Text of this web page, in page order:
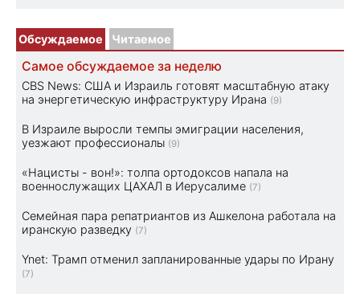
Обсуждаемое Читаемое
Самое обсуждаемое за неделю
CBS News: США и Израиль готовят масштабную атаку
на энергетическую инфраструктуру Ирана (9)
В Израиле выросли темпы эмиграции населения,
уезжают профессионалы (9)
«Нацисты - вон!»: толпа ортодоксов напала на
военнослужащих ЦАХАЛ в Иерусалиме (7)
Семейная пара репатриантов из Ашкелона работала на
иранскую разведку (7)
Ynet: Трамп отменил запланированные удары по Ирану
(7)